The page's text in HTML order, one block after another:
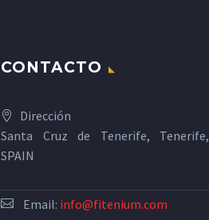
CONTACTO
Dirección
Santa Cruz de Tenerife, Tenerife,
SPAIN
Email: info@fitenium.com